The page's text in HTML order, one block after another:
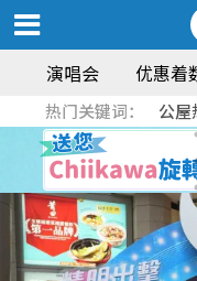
演唱会 优惠着
热门关键词： 公屋